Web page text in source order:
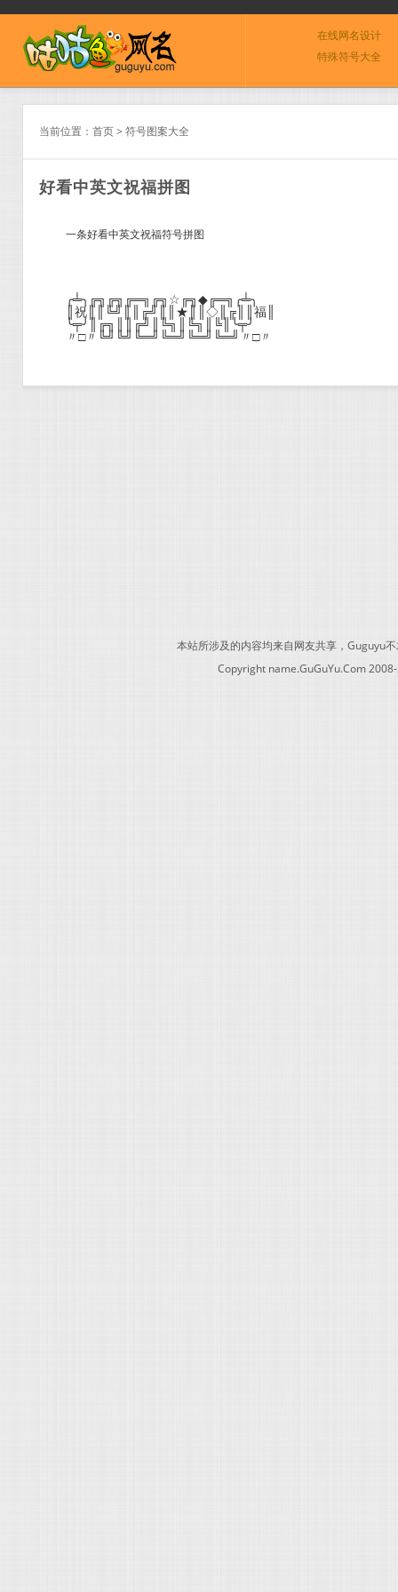
在线网名设计
特殊符号大全
当前位置： 首页> 符号图案大全
好看中英文祝福拼图
一条好看中英文祝福符号拼图
╭╧╮╔╗╔╗╔═╗╔╗☆╔╗◆╔═╗╭╧╮
║祝║║╚╝║║╔╝║║★║║◇║╔║║福║
╰╤╯║╔╗║║╔╝║╚╗║╚╗║╚║╰╤╯
〃□〃╚╝╚╝╚═╝╚═╝╚═╝╚═╝〃□〃
本站所涉及的内容均来自网友共享，Guguyu
Copyright name.GuGuYu.Com